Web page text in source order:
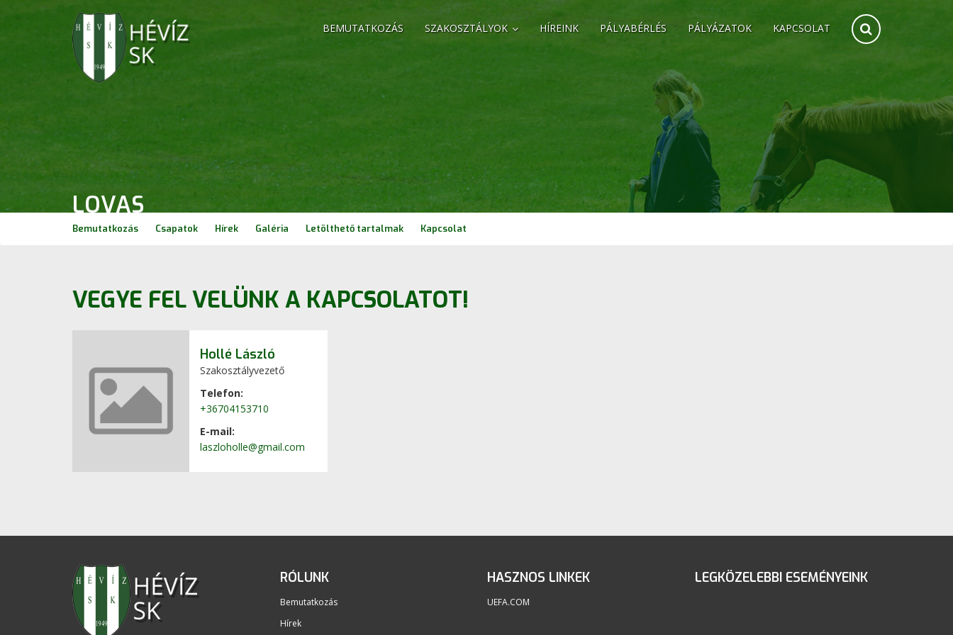
BEMUTATKOZÁS SZAKOSZTÁLYOK HÍREINK PÁLYABÉRLÉS PÁLYÁZATOK KAPCSOLAT
LOVAS
Bemutatkozás Csapatok Hírek Galéria Letölthető tartalmak Kapcsolat
VEGYE FEL VELÜNK A KAPCSOLATOT!
Hollé László
Szakosztályvezető
Telefon:
+36704153710
E-mail:
laszloholle@gmail.com
RÓLUNK
Bemutatkozás
Hírek
HASZNOS LINKEK
UEFA.COM
LEGKÖZELEBBI ESEMÉNYEINK